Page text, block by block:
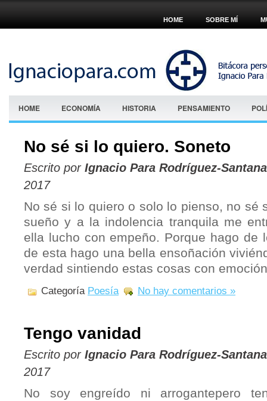
HOME SOBRE MÍ
HOME ECONOMÍA HISTORIA PENSAMIENTO
No sé si lo quiero. Soneto
Escrito por Ignacio Para Rodríguez-Santana
2017
No sé si lo quiero o solo lo pienso, no sé
sueño y a la indolencia tranquila me
ella lucho con empeño. Porque hago de
de esta hago una bella ensoñación
verdad sintiendo estas cosas con
Categoría Poesía No hay comentarios »
Tengo vanidad
Escrito por Ignacio Para Rodríguez-Santana
2017
No soy engreído ni arrogantepero